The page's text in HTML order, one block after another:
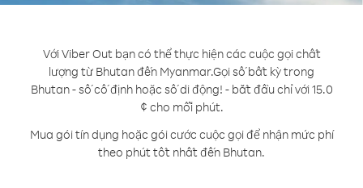
Với Viber Out bạn có thể thực hiện các cuộc gọi chất
lượng từ Bhutan đến Myanmar.Gọi số bất kỳ trong
Bhutan - số cố định hoặc số di động! - bắt đầu chỉ với 15.0
¢ cho mỗi phút.
Mua gói tín dụng hoặc gói cước cuộc gọi để nhận mức phí
theo phút tốt nhất đến Bhutan.